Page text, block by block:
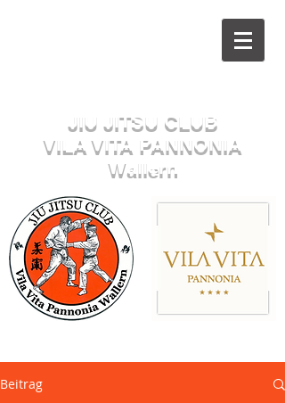
JIU JITSU CLUB
VILA VITA PANNONIA
Wallern
Beitrag